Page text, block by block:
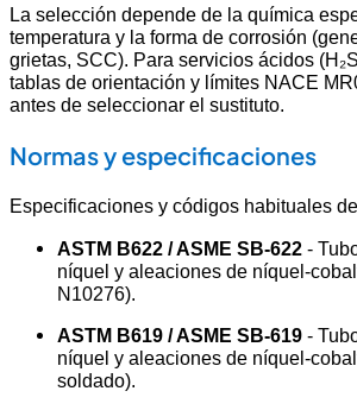
La selección depende de la química
temperatura y la forma de corrosión
grietas, SCC). Para servicios ácidos
tablas de orientación y límites NACE
antes de seleccionar el sustituto.
Normas y especificaciones
Especificaciones y códigos habituales
ASTM B622 / ASME SB-622 -
níquel y aleaciones de níquel-
N10276).
ASTM B619 / ASME SB-619 -
níquel y aleaciones de níquel-
soldado).